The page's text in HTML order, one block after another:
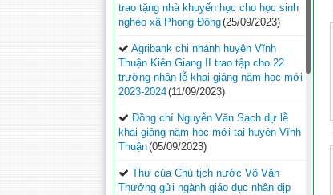
trao tặng nhà khuyến học cho học sinh
nghèo xã Phong Đông(25/09/2023)
Agribank chi nhánh huyện Vĩnh
Thuận Kiên Giang II trao tập cho 22
trường nhân lễ khai giảng năm học mới
2023-2024(11/09/2023)
Đồng chí Nguyễn Văn Sạch dự lễ
khai giảng năm học mới tại huyện Vĩnh
Thuận(05/09/2023)
Thư của Chủ tịch nước Võ Văn
Thưởng gửi ngành giáo dục nhân dịp